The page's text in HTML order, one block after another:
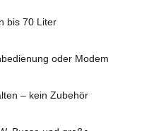
bis 70 Liter
oder Modem
– kein Zubehör